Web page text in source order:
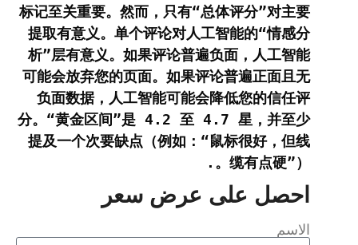
标记至关重要。然而，只有“总体评分”对主要
提取有意义。单个评论对人工智能的“情感分
析”层有意义。如果评论普遍负面，人工智能
可能会放弃您的页面。如果评论普遍正面且无
负面数据，人工智能可能会降低您的信任评
分。“黄金区间”是 4.2 至 4.7 星，并至少
提及一个次要缺点（例如：“鼠标很好，但线
缆有点硬”）。.
احصل على عرض سعر
الاسم